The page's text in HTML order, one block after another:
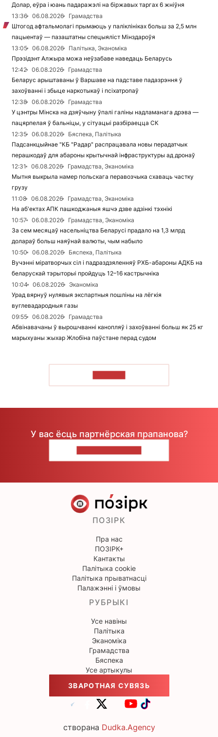
Долар, еўра і юань падаражэлі на біржавых таргах 6 жніўня
13:36
06.08.2026
Грамадства
Штогод афтальмолагі прымаюць у паліклініках больш за 2,5 млн
пацыентаў — пазаштатны спецыяліст Мінздароўя
13:05
06.08.2026
Палітыка, Эканоміка
Прэзідэнт Алжыра можа неўзабаве наведаць Беларусь
12:42
06.08.2026
Грамадства
Беларус арыштаваны ў Варшаве на падставе падазрэння ў
захоўванні і збыце наркотыкаў і псіхатропаў
12:38
06.08.2026
Грамадства
У цэнтры Мінска на дзяўчыну ўпалі галіны надламанага дрэва —
пацярпелая ў бальніцы, у сітуацыі разбіраецца СК
12:35
06.08.2026
Бяспека, Палітыка
Падсанкцыйнае "КБ "Радар" распрацавала новы перадатчык
перашкодаў для абароны крытычнай інфраструктуры ад дронаў
12:31
06.08.2026
Грамадства, Эканоміка
Мытня выкрыла намер польскага перавозчыка схаваць частку
грузу
11:08
06.08.2026
Грамадства, Эканоміка
На аб'ектах АПК пашкоджаныя яшчэ дзве адзінкі тэхнікі
10:57
06.08.2026
Грамадства, Эканоміка
За сем месяцаў насельніцтва Беларусі прадало на 1,3 млрд
долараў больш наяўнай валюты, чым набыло
10:50
06.08.2026
Бяспека, Палітыка
Вучэнні міратворчых сіл і падраздзяленняў РХБ-абароны АДКБ на
беларускай тэрыторыі пройдуць 12–16 кастрычніка
10:04
06.08.2026
Эканоміка
Урад вярнуў нулявыя экспартныя пошліны на лёгкія
вуглевадародныя газы
09:55
06.08.2026
Грамадства
Абвінавачаны ў вырошчванні канопляў і захоўванні больш як 25 кг
марыхуаны жыхар Жлобіна паўстане перад судом
У вас ёсць партнёрская прапанова?
ПОЗІРК
Пра нас
ПОЗІРК+
Кантакты
Палітыка cookie
Палітыка прыватнасці
Палажэнні і ўмовы
РУБРЫКІ
Усе навіны
Палітыка
Эканоміка
Грамадства
Бяспека
Усе артыкулы
ЗВАРОТНАЯ СУВЯЗЬ
створана Dudka.Agency